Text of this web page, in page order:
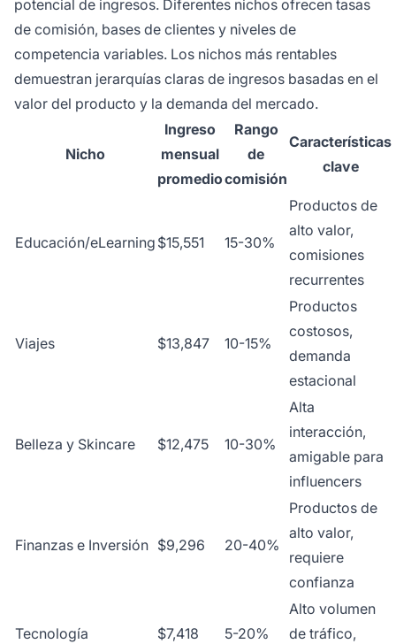
potencial de ingresos. Diferentes nichos ofrecen tasas
de comisión, bases de clientes y niveles de
competencia variables. Los nichos más rentables
demuestran jerarquías claras de ingresos basadas en el
valor del producto y la demanda del mercado.
Nicho
Ingreso
mensual
promedio
Rango
de
comisión
Características
clave
Educación/eLearning $15,551 15-30%
Productos de
alto valor,
comisiones
recurrentes
Viajes $13,847 10-15%
Productos
costosos,
demanda
estacional
Belleza y Skincare $12,475 10-30%
Alta
interacción,
amigable para
influencers
Finanzas e Inversión $9,296 20-40%
Productos de
alto valor,
requiere
confianza
Tecnología $7,418 5-20%
Alto volumen
de tráfico,